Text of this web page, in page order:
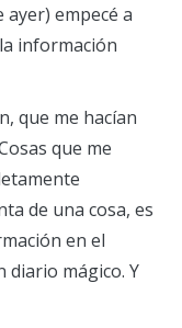
empecé a
información
que me hacían
que me
de una cosa, es
en el
diario mágico. Y